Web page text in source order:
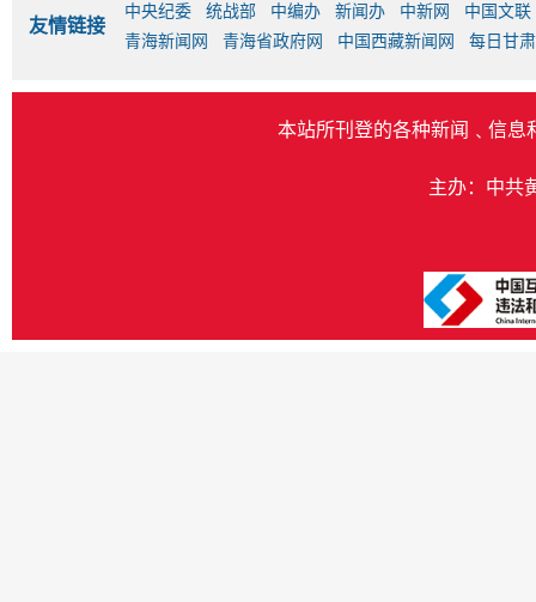
友情链接
中央纪委 统战部 中编办 新闻办 中新网
中国文联
青海新闻网
青海省政府网 中国西藏新闻网 每日甘
本站所刊登的各种新闻﹑信息
主办：中共